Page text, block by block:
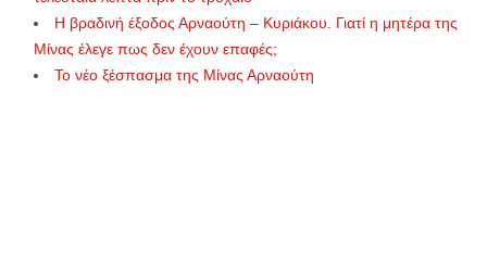
Η βραδινή έξοδος Αρναούτη – Κυριάκου. Γιατί η μητέρα της
Μίνας έλεγε πως δεν έχουν επαφές;
Το νέο ξέσπασμα της Μίνας Αρναούτη